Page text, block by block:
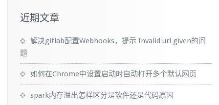
近期文章
解决gitlab配置Webhooks，提示 Invalid url given的问
题
如何在Chrome中设置启动时自动打开多个默认网页
spark内存溢出怎样区分是软件还是代码原因